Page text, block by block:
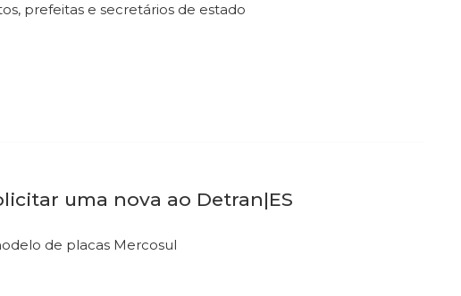
prefeitas e secretários de estado
uma nova ao Detran|ES
de placas Mercosul